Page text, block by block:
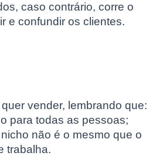
caso contrário, corre o
e confundir os clientes.
vender, lembrando que:
para todas as pessoas;
não é o mesmo que o
trabalha.